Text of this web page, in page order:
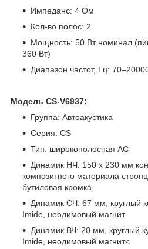
Импеданс: 4 Ом
Кол-во полос: 2
Мощность: 50 Вт номинал
360 Вт)
Диапазон частот, Гц:
Модель CS-V6937:
Группа: Автоакустика
Серия: CS
Тип: широкополосная АС
Динамик НЧ: 150 x 230 мм
композитного материала
бутиловая кромка
Динамик CЧ: 67 мм, круглый
Imide, неодимовый магнит
Динамик ВЧ: 20 мм, круглый
Imide, неодимовый магнит<